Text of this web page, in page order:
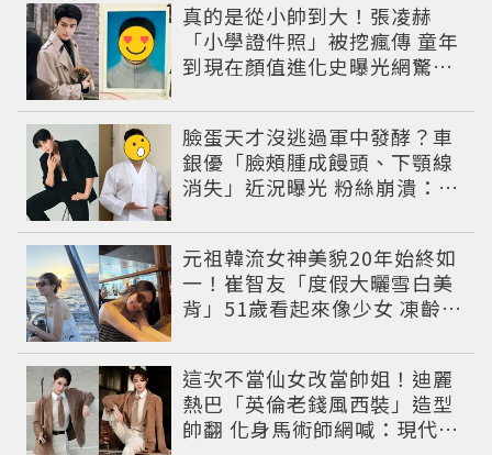
真的是從小帥到大！張凌赫
「小學證件照」被挖瘋傳 童年
到現在顏值進化史曝光網驚：
臉蛋天才沒逃過軍中發酵？車
銀優「臉頰腫成饅頭、下顎線
消失」近況曝光 粉絲崩潰：空
元祖韓流女神美貌20年始終如
一！崔智友「度假大曬雪白美
背」51歲看起來像少女 凍齡近
這次不當仙女改當帥姐！迪麗
熱巴「英倫老錢風西裝」造型
帥翻 化身馬術師網喊：現代版